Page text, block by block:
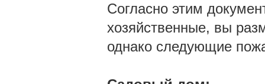
Согласно этим
хозяйственные, вы
однако следующие